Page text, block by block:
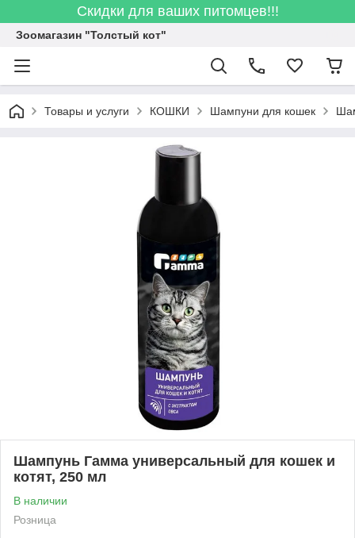
Скидки для ваших питомцев!!!
Зоомагазин "Толстый кот"
Товары и услуги КОШКИ Шампуни для кошек
Шампунь Гамма универсальный для кошек и
котят, 250 мл
В наличии
Розница